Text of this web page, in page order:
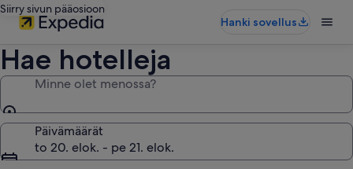
Siirry sivun pääosioon
Hanki sovellus
Hae hotelleja
Minne olet menossa?
Päivämäärät
to 20. elok. - pe 21. elok.